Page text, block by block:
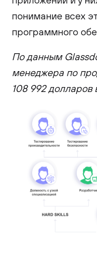
понимание всех
программного
По данным
менеджера по
108 992 долларов